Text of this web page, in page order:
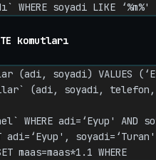
WHERE soyadi LIKE ‘%m%'
komutları
(adi, soyadi) VALUES
(adi, soyadi,
WHERE adi=‘Eyup' AND
adi=‘Eyup', soyadi=‘Turan'
maas=maas*1.1 WHERE